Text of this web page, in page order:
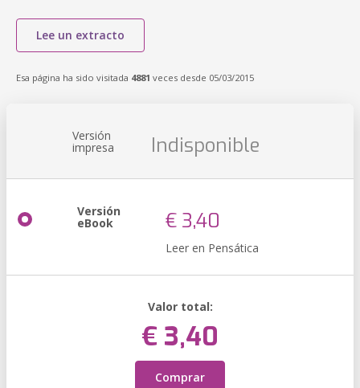
Lee un extracto
Esa página ha sido visitada 4881 veces desde 05/03/2015
Versión
impresa Indisponible
Versión
eBook € 3,40
Leer en Pensática
Valor total:
€ 3,40
Comprar